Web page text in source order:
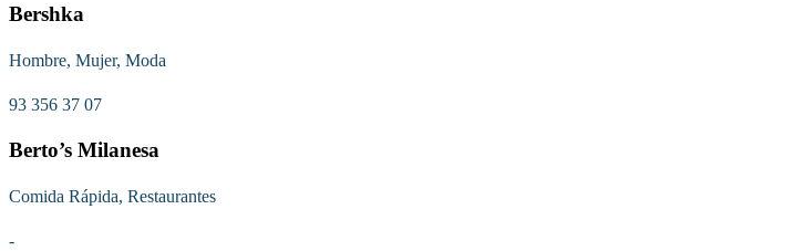
Bershka
Hombre, Mujer, Moda
93 356 37 07
Berto’s Milanesa
Comida Rápida, Restaurantes
-